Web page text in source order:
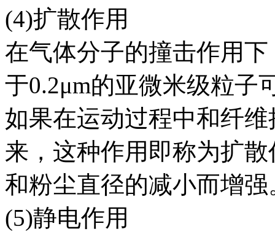
(4)扩散作用
在气体分子的撞击作用
于0.2μm的亚微米级粒子
如果在运动过程中和纤
来，这种作用即称为扩
和粉尘直径的减小而增强
(5)静电作用